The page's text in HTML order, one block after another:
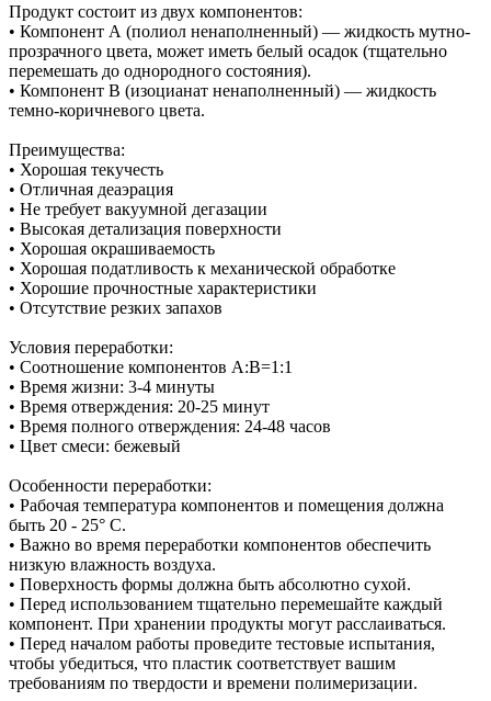
Продукт состоит из двух компонентов:
• Компонент А (полиол ненаполненный) — жидкость мутно-
прозрачного цвета, может иметь белый осадок (тщательно
перемешать до однородного состояния).
• Компонент В (изоцианат ненаполненный) — жидкость
темно-коричневого цвета.
Преимущества:
• Хорошая текучесть
• Отличная деаэрация
• Не требует вакуумной дегазации
• Высокая детализация поверхности
• Хорошая окрашиваемость
• Хорошая податливость к механической обработке
• Хорошие прочностные характеристики
• Отсутствие резких запахов
Условия переработки:
• Соотношение компонентов А:В=1:1
• Время жизни: 3-4 минуты
• Время отверждения: 20-25 минут
• Время полного отверждения: 24-48 часов
• Цвет смеси: бежевый
Особенности переработки:
• Рабочая температура компонентов и помещения должна
быть 20 - 25° C.
• Важно во время переработки компонентов обеспечить
низкую влажность воздуха.
• Поверхность формы должна быть абсолютно сухой.
• Перед использованием тщательно перемешайте каждый
компонент. При хранении продукты могут расслаиваться.
• Перед началом работы проведите тестовые испытания,
чтобы убедиться, что пластик соответствует вашим
требованиям по твердости и времени полимеризации.